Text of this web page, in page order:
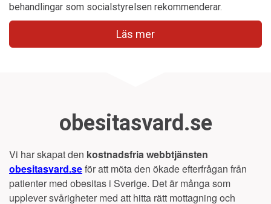
behandlingar som socialstyrelsen rekommenderar.
Läs mer
obesitasvard.se
Vi har skapat den kostnadsfria webbtjänsten
obesitasvard.seför att möta den ökade efterfrågan från
patienter med obesitas i Sverige. Det är många som
upplever svårigheter med att hitta rätt mottagning och